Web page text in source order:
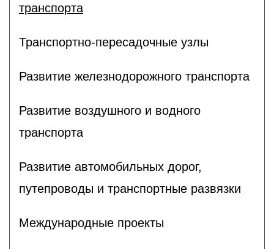
транспорта
Транспортно-пересадочные узлы
Развитие железнодорожного транспорта
Развитие воздушного и водного
транспорта
Развитие автомобильных дорог,
путепроводы и транспортные развязки
Международные проекты